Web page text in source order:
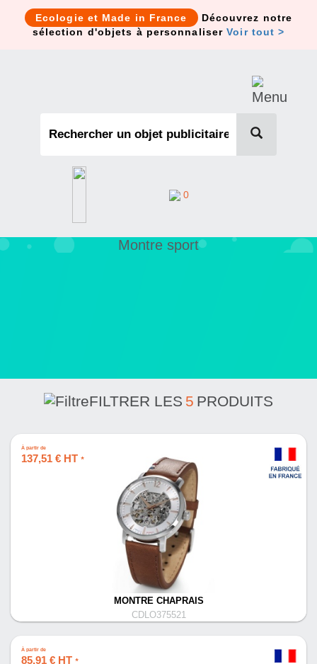
Ecologie et Made in France
Découvrez notre
sélection d'objets à personnaliserVoir tout >
0
Montre sport
FILTRER LES 5 PRODUITS
À partir de
137,51 € HT *
MONTRE CHAPRAIS
CDLO375521
À partir de
85,91 € HT *
Cookies management panel